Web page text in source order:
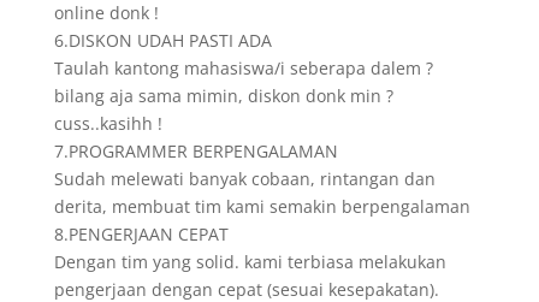
online donk !
6.DISKON UDAH PASTI ADA
Taulah kantong mahasiswa/i seberapa dalem ?
bilang aja sama mimin, diskon donk min ?
cuss..kasihh !
7.PROGRAMMER BERPENGALAMAN
Sudah melewati banyak cobaan, rintangan dan
derita, membuat tim kami semakin berpengalaman
8.PENGERJAAN CEPAT
Dengan tim yang solid. kami terbiasa melakukan
pengerjaan dengan cepat (sesuai kesepakatan).